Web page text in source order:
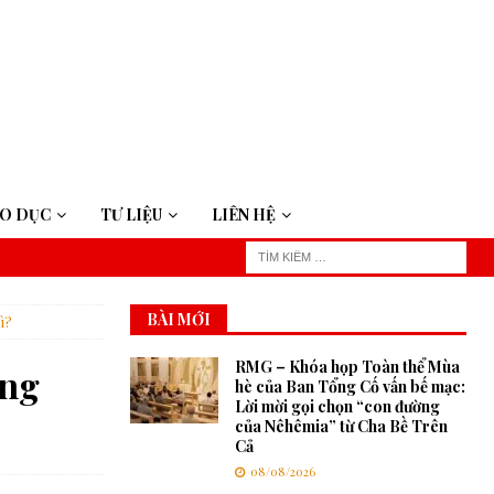
DỤC TƯ LIỆU LIÊN HỆ
BÀI MỚI
RMG – Khóa họp Toàn thể Mùa
hè của Ban Tổng Cố vấn bế mạc:
Lời mời gọi chọn “con đường
của Nêhêmia” từ Cha Bề Trên
Cả
08/08/2026